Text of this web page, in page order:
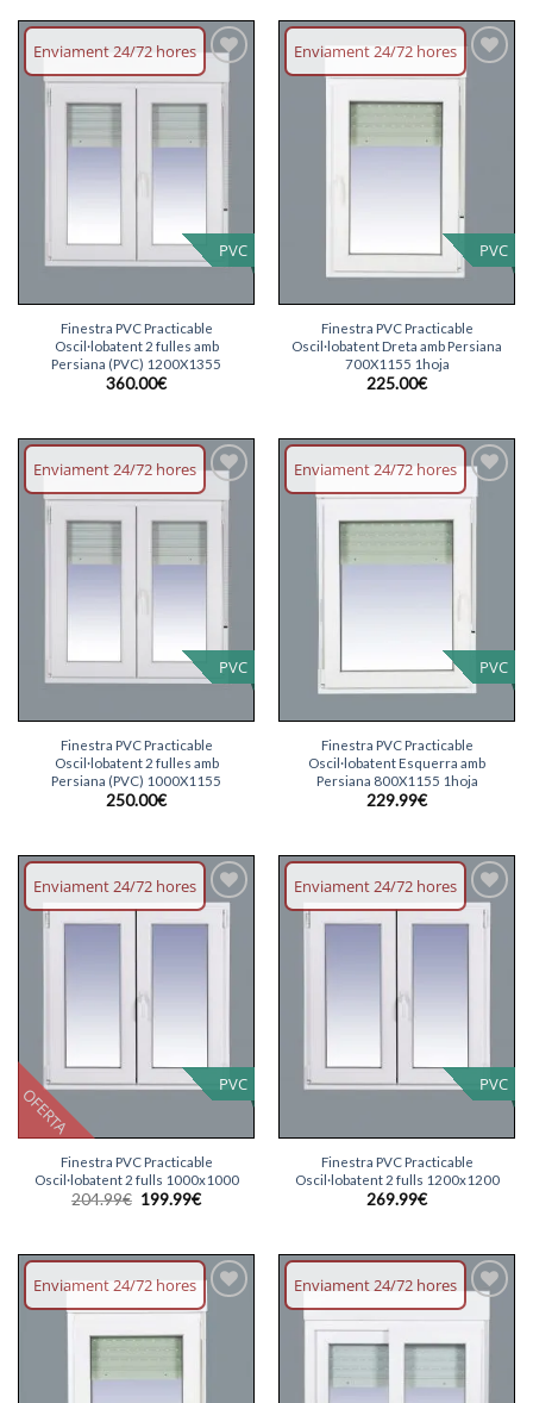
Enviament 24/72 hores
PVC
Afegeix
desitjos
Finestra PVC Practicable
Oscil·lobatent 2 fulles amb
Persiana (PVC) 1200X1355
360.00€
Enviament 24/72 hores
PVC
Afegeix
Finestra PVC Practicable
Oscil·lobatent Dreta amb Persiana
700X1155 1hoja
225.00€
Enviament 24/72 hores
PVC
Afegeix
Finestra PVC Practicable
Oscil·lobatent 2 fulles amb
Persiana (PVC) 1000X1155
250.00€
Enviament 24/72 hores
PVC
Afegeix
Finestra PVC Practicable
Oscil·lobatent Esquerra amb
Persiana 800X1155 1hoja
229.99€
OFERTA
Enviament 24/72 hores
PVC
Afegeix
llista
Finestra PVC Practicable
Oscil·lobatent 2 fulls 1000x1000
204.99€ El
204.99€.
199.99€El
199.99€.
Enviament 24/72 hores
PVC
Afegeix
llista
Finestra PVC Practicable
Oscil·lobatent 2 fulls 1200x1200
269.99€
Enviament 24/72 hores
Afegeix
Enviament 24/72 hores
Afegeix
desitjos